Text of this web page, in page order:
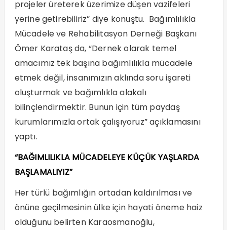
projeler üreterek üzerimize düşen vazifeleri
yerine getirebiliriz” diye konuştu. Bağımlılıkla
Mücadele ve Rehabilitasyon Derneği Başkanı
Ömer Karataş da, “Dernek olarak temel
amacımız tek başına bağımlılıkla mücadele
etmek değil, insanımızın aklında soru işareti
oluşturmak ve bağımlıkla alakalı
bilinçlendirmektir. Bunun için tüm paydaş
kurumlarımızla ortak çalışıyoruz” açıklamasını
yaptı.
“BAĞIMLILIKLA MÜCADELEYE KÜÇÜK YAŞLARDA
BAŞLAMALIYIZ”
Her türlü bağımlığın ortadan kaldırılması ve
önüne geçilmesinin ülke için hayati öneme haiz
olduğunu belirten Karaosmanoğlu,